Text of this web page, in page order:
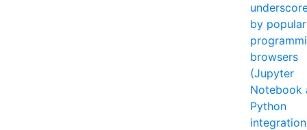
by popular
browsers
(Jupyter
Notebook
Python